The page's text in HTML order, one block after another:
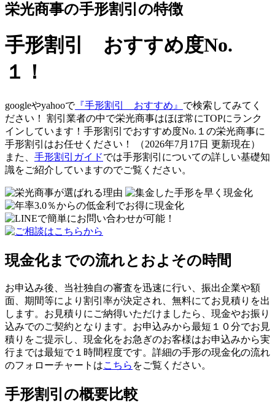
栄光商事の手形割引の特徴
手形割引 おすすめ度No.
１！
googleやyahooで『手形割引 おすすめ』 で検索してみてく
ださい！ 割引業者の中で栄光商事はほぼ常にTOPにランク
インしています！手形割引でおすすめ度No.１の栄光商事に
手形割引はお任せください！ （2026年7月17日 更新現在）
また、 手形割引ガイドでは手形割引についての詳しい基礎知
識をご紹介していますのでご覧ください。
現金化までの流れとおよその時間
お申込み後、当社独自の審査を迅速に行い、振出企業や額
面、期間等により割引率が決定され、無料にてお見積りを出
します。お見積りにご納得いただけましたら、現金やお振り
込みでのご契約となります。お申込みから最短１０分でお見
積りをご提示し、現金化をお急ぎのお客様はお申込みから実
行までは最短で１時間程度です。詳細の手形の現金化の流れ
のフォローチャートはこちら をご覧ください。
手形割引の概要比較